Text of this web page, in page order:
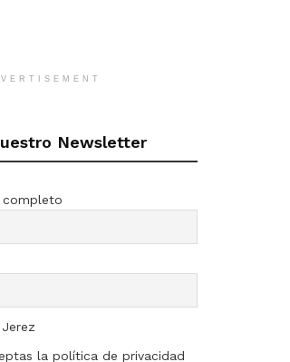
Newsletter
completo
la política de privacidad